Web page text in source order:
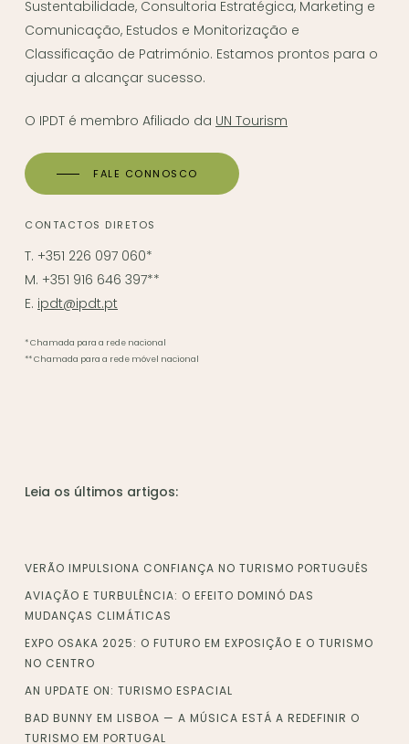
Sustentabilidade, Consultoria Estratégica, Marketing e
Comunicação, Estudos e Monitorização e
Classificação de Património. Estamos prontos para o
ajudar a alcançar sucesso.
O IPDT é membro Afiliado da UN Tourism
FALE CONNOSCO
CONTACTOS DIRETOS
T. +351 226 097 060*
M. +351 916 646 397**
E. ipdt@ipdt.pt
* Chamada para a rede nacional
** Chamada para a rede móvel nacional
Leia os últimos artigos:
VERÃO IMPULSIONA CONFIANÇA NO TURISMO PORTUGUÊS
AVIAÇÃO E TURBULÊNCIA: O EFEITO DOMINÓ DAS
MUDANÇAS CLIMÁTICAS
EXPO OSAKA 2025: O FUTURO EM EXPOSIÇÃO E O TURISMO
NO CENTRO
AN UPDATE ON: TURISMO ESPACIAL
BAD BUNNY EM LISBOA — A MÚSICA ESTÁ A REDEFINIR O
TURISMO EM PORTUGAL